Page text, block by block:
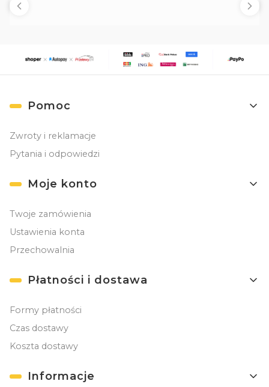
Linki w stopce
Pomoc
Zwroty i reklamacje
Pytania i odpowiedzi
Moje konto
Twoje zamówienia
Ustawienia konta
Przechowalnia
Płatności i dostawa
Formy płatności
Czas dostawy
Koszta dostawy
Informacje